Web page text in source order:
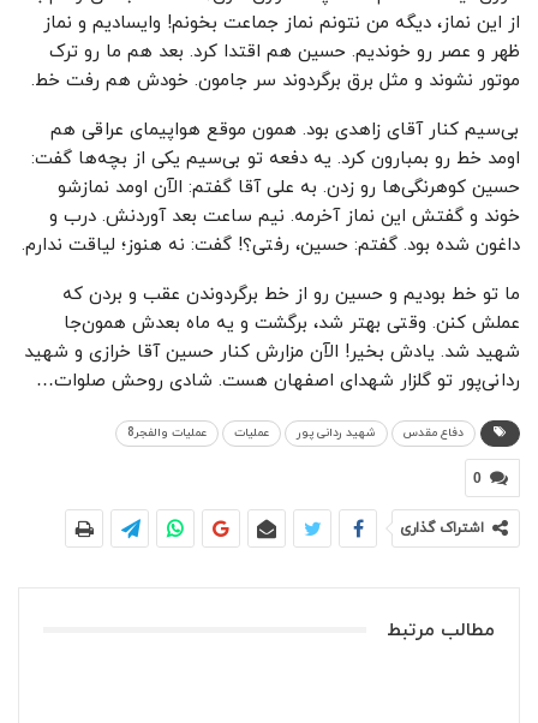
از این نماز، دیگه من نتونم نماز جماعت بخونم! وایسادیم و نماز
ظهر و عصر رو خوندیم. حسین هم اقتدا کرد. بعد هم ما رو ترک
موتور نشوند و مثل برق برگردوند سر جامون. خودش هم رفت خط.
بی‌سیم کنار آقای زاهدی بود. همون موقع هواپیمای عراقی هم
اومد خط رو بمبارون کرد. یه دفعه تو بی‌سیم یکی از بچه‌ها گفت:
حسین کوهرنگی‌ها رو زدن. به علی آقا گفتم: الآن اومد نمازشو
خوند و گفتش این نماز آخرمه. نیم ساعت بعد آوردنش. درب و
داغون شده بود. گفتم: حسین، رفتی؟! گفت: نه هنوز؛ لیاقت ندارم.
ما تو خط بودیم و حسین رو از خط برگردوندن عقب و بردن که
عملش کنن. وقتی بهتر شد، برگشت و یه ماه بعدش همون‌جا
شهید شد. یادش بخیر! الآن مزارش کنار حسین آقا خرازی و شهید
ردانی‌پور تو گلزار شهدای اصفهان هست. شادی روحش صلوات…
دفاع مقدس شهید ردانی پور عملیات عملیات والفجر8
0
اشتراک گذاری
مطالب مرتبط